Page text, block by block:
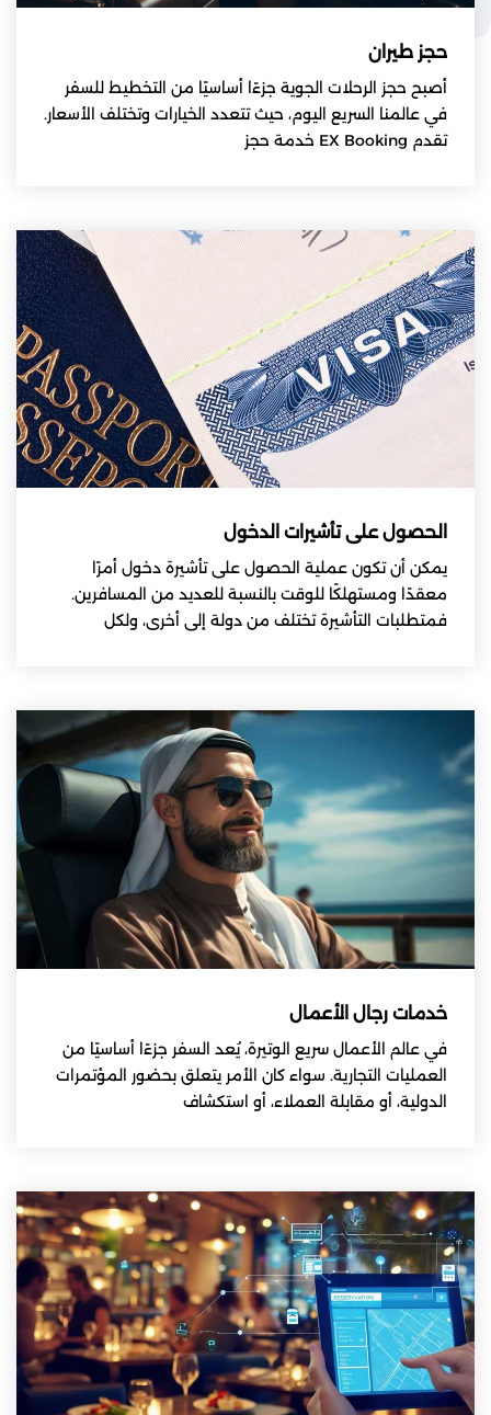
حجز طيران
أصبح حجز الرحلات الجوية جزءًا أساسيًا من التخطيط للسفر
في عالمنا السريع اليوم، حيث تتعدد الخيارات وتختلف الأسعار.
تقدم EX Booking خدمة حجز
الحصول على تأشيرات الدخول
يمكن أن تكون عملية الحصول على تأشيرة دخول أمرًا
معقدًا ومستهلكًا للوقت بالنسبة للعديد من المسافرين.
فمتطلبات التأشيرة تختلف من دولة إلى أخرى، ولكل
خدمات رجال الأعمال
في عالم الأعمال سريع الوتيرة، يُعد السفر جزءًا أساسيًا من
العمليات التجارية. سواء كان الأمر يتعلق بحضور المؤتمرات
الدولية، أو مقابلة العملاء، أو استكشاف